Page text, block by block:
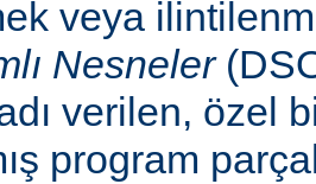
veya
Nesneler
verilen, özel
program